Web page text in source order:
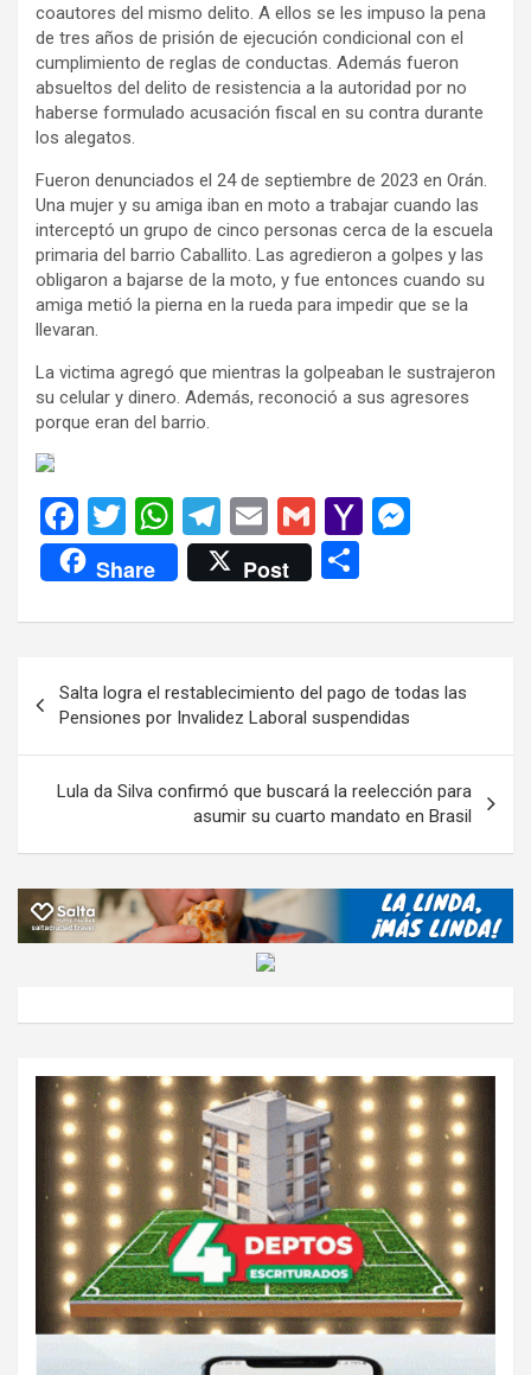
coautores del mismo delito. A ellos se les impuso la pena
de tres años de prisión de ejecución condicional con el
cumplimiento de reglas de conductas. Además fueron
absueltos del delito de resistencia a la autoridad por no
haberse formulado acusación fiscal en su contra durante
los alegatos.
Fueron denunciados el 24 de septiembre de 2023 en Orán.
Una mujer y su amiga iban en moto a trabajar cuando las
interceptó un grupo de cinco personas cerca de la escuela
primaria del barrio Caballito. Las agredieron a golpes y las
obligaron a bajarse de la moto, y fue entonces cuando su
amiga metió la pierna en la rueda para impedir que se la
llevaran.
La victima agregó que mientras la golpeaban le sustrajeron
su celular y dinero. Además, reconoció a sus agresores
porque eran del barrio.
F
a
ce
b
o
k
T
wi
tt
er
W
h
at
s
p
p
T
el
e
gr
m
E
m
ail
G
m
ail
Y
o
M
ail
n
er
Share Post
m
p
ar
tir
de
entradas
Salta logra el restablecimiento del pago de todas las
Pensiones por Invalidez Laboral suspendidas
Lula da Silva confirmó que buscará la reelección para
asumir su cuarto mandato en Brasil